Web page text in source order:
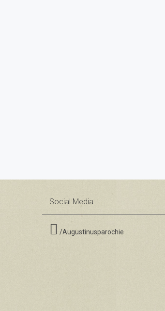
Social Media
/Augustinusparochie